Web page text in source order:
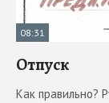
08:31
Отпуск
Как правильно?